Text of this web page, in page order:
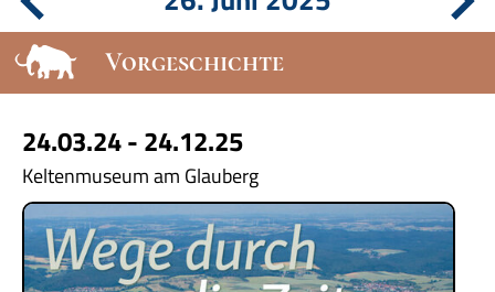
Vorgeschichte
24.03.24 - 24.12.25
Keltenmuseum am Glauberg